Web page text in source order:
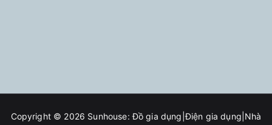
Copyright © 2026 Sunhouse: Đồ gia dụng|Điện gia dụng|Nhà